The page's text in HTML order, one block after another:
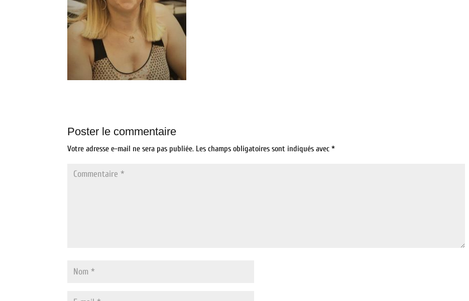
Poster le commentaire
Votre adresse e-mail ne sera pas publiée. Les champs obligatoires sont indiqués avec*